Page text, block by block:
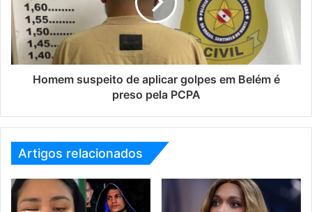
Homem suspeito de aplicar golpes em Belém é
preso pela PCPA
Artigos relacionados